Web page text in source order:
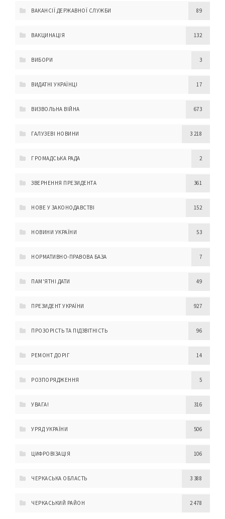
ВАКАНСІЇ ДЕРЖАВНОЇ СЛУЖБИ 89
ВАКЦИНАЦІЯ 132
ВИБОРИ 3
ВИДАТНІ УКРАЇНЦІ 17
ВИЗВОЛЬНА ВІЙНА 673
ГАЛУЗЕВІ НОВИНИ 3 218
ГРОМАДСЬКА РАДА 2
ЗВЕРНЕННЯ ПРЕЗИДЕНТА 361
НОВЕ У ЗАКОНОДАВСТВІ 152
НОВИНИ УКРАЇНИ 53
НОРМАТИВНО-ПРАВОВА БАЗА 7
ПАМ'ЯТНІ ДАТИ 49
ПРЕЗИДЕНТ УКРАЇНИ 927
ПРОЗОРІСТЬ ТА ПІДЗВІТНІСТЬ 96
РЕМОНТ ДОРІГ 14
РОЗПОРЯДЖЕННЯ 5
УВАГА! 316
УРЯД УКРАЇНИ 506
ЦИФРОВІЗАЦІЯ 106
ЧЕРКАСЬКА ОБЛАСТЬ 3 388
ЧЕРКАСЬКИЙ РАЙОН 2 478